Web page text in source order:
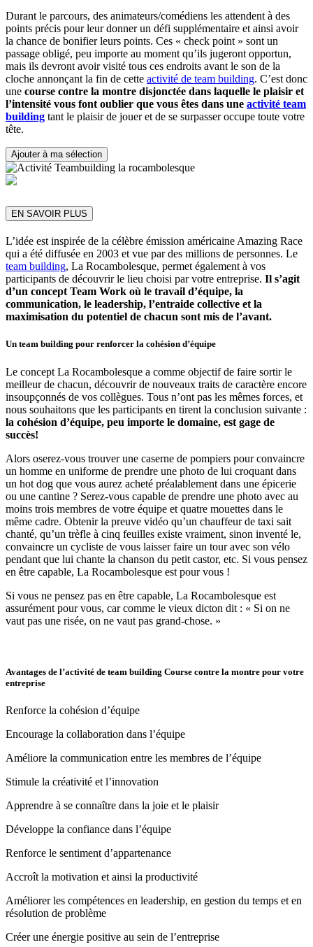
Durant le parcours, des animateurs/comédiens les attendent à des
points précis pour leur donner un défi supplémentaire et ainsi avoir
la chance de bonifier leurs points. Ces « check point » sont un
passage obligé, peu importe au moment qu’ils jugeront opportun,
mais ils devront avoir visité tous ces endroits avant le son de la
cloche annonçant la fin de cette activité de team building. C’est donc
une course contre la montre disjonctée dans laquelle le plaisir et
l’intensité vous font oublier que vous êtes dans une activité team
building tant le plaisir de jouer et de se surpasser occupe toute votre
tête.
Ajouter à ma sélection
EN SAVOIR PLUS
L’idée est inspirée de la célèbre émission américaine Amazing Race
qui a été diffusée en 2003 et vue par des millions de personnes. Le
team building, La Rocambolesque, permet également à vos
participants de découvrir le lieu choisi par votre entreprise. Il s’agit
d’un concept Team Work où le travail d’équipe, la
communication, le leadership, l’entraide collective et la
maximisation du potentiel de chacun sont mis de l’avant.
Un team building pour renforcer la cohésion d’équipe
Le concept La Rocambolesque a comme objectif de faire sortir le
meilleur de chacun, découvrir de nouveaux traits de caractère encore
insoupçonnés de vos collègues. Tous n’ont pas les mêmes forces, et
nous souhaitons que les participants en tirent la conclusion suivante :
la cohésion d’équipe, peu importe le domaine, est gage de
succès!
Alors oserez-vous trouver une caserne de pompiers pour convaincre
un homme en uniforme de prendre une photo de lui croquant dans
un hot dog que vous aurez acheté préalablement dans une épicerie
ou une cantine ? Serez-vous capable de prendre une photo avec au
moins trois membres de votre équipe et quatre mouettes dans le
même cadre. Obtenir la preuve vidéo qu’un chauffeur de taxi sait
chanté, qu’un trèfle à cinq feuilles existe vraiment, sinon inventé le,
convaincre un cycliste de vous laisser faire un tour avec son vélo
pendant que lui chante la chanson du petit castor, etc. Si vous pensez
en être capable, La Rocambolesque est pour vous !
Si vous ne pensez pas en être capable, La Rocambolesque est
assurément pour vous, car comme le vieux dicton dit : « Si on ne
vaut pas une risée, on ne vaut pas grand-chose. »
Avantages de l’activité de team building Course contre la montre pour votre
entreprise
Renforce la cohésion d’équipe
Encourage la collaboration dans l’équipe
Améliore la communication entre les membres de l’équipe
Stimule la créativité et l’innovation
Apprendre à se connaître dans la joie et le plaisir
Développe la confiance dans l’équipe
Renforce le sentiment d’appartenance
Accroît la motivation et ainsi la productivité
Améliorer les compétences en leadership, en gestion du temps et en
résolution de problème
Créer une énergie positive au sein de l’entreprise